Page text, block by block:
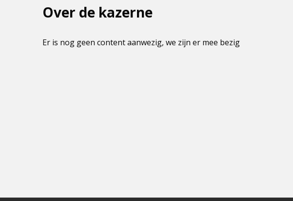
Over de kazerne
Er is nog geen content aanwezig, we zijn er mee bezig